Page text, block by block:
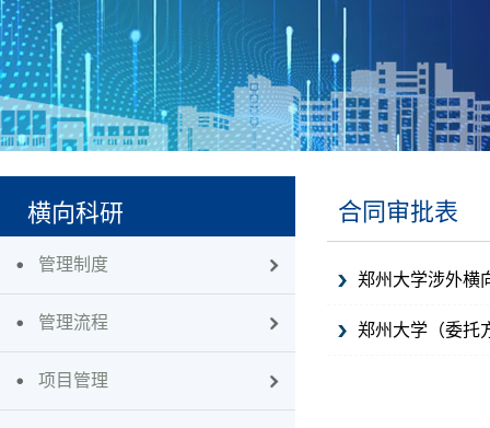
横向科研
管理制度
管理流程
项目管理
合同审批表
郑州大学涉外横
郑州大学（委托